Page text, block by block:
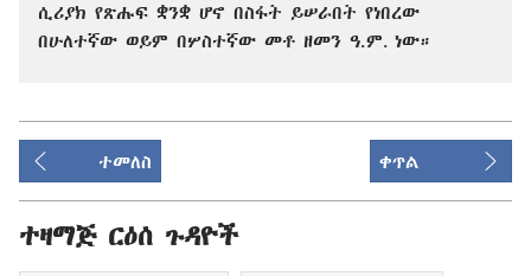
ሲሪያክ የጽሑፍ ቋንቋ ሆኖ በስፋት ይሠራበት የነበረው
በሁለተኛው ወይም በሦስተኛው መቶ ዘመን ዓ.ም. ነው።
ተመለስ ቀጥል
ተዛማጅ ርዕሰ ጉዳዮች